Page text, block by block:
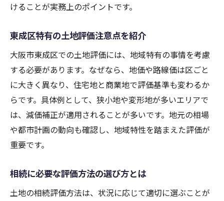
けることが実務上のポイントです。
東成区特有の土地評価注意点を紹介
大阪市東成区での土地評価には、地域特有の事情を考慮
する必要があります。なぜなら、地価や路線価は区ごと
に大きく異なり、住宅地と商業地で評価基準も変わるか
らです。具体例として、狭小地や変形地が多いエリアで
は、減価補正が適用されることが多いです。地元の相場
や都市計画の動向も確認し、地域特性を踏まえた評価が
重要です。
相続に必要な評価方法の選び方とは
土地の相続評価方法は、状況に応じて適切に選ぶことが